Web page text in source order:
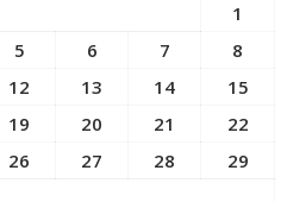
1
5 6 7
8
12 13 14
15
19 20 21
22
26 27 28
29